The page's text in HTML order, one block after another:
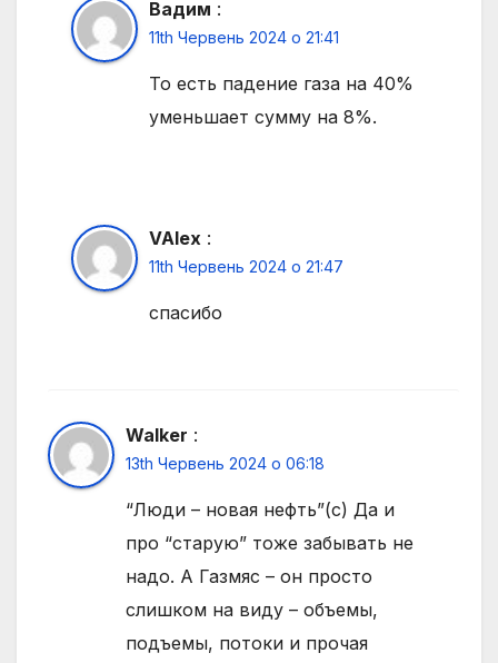
Вадим :
11th Червень 2024 о 21:41
То есть падение газа на 40%
уменьшает сумму на 8%.
VAlex :
11th Червень 2024 о 21:47
спасибо
Walker :
13th Червень 2024 о 06:18
“Люди – новая нефть”(с) Да и
про “старую” тоже забывать не
надо. А Газмяс – он просто
слишком на виду – объемы,
подъемы, потоки и прочая